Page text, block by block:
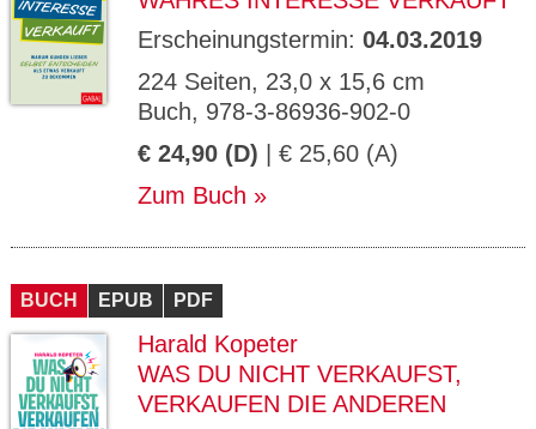
Erscheinungstermin: 04.03.2019
224 Seiten, 23,0 x 15,6 cm
Buch, 978-3-86936-902-0
€ 24,90 (D) | € 25,60 (A)
Zum Buch
BUCH EPUB PDF
Harald Kopeter
WAS DU NICHT VERKAUFST,
VERKAUFEN DIE ANDEREN